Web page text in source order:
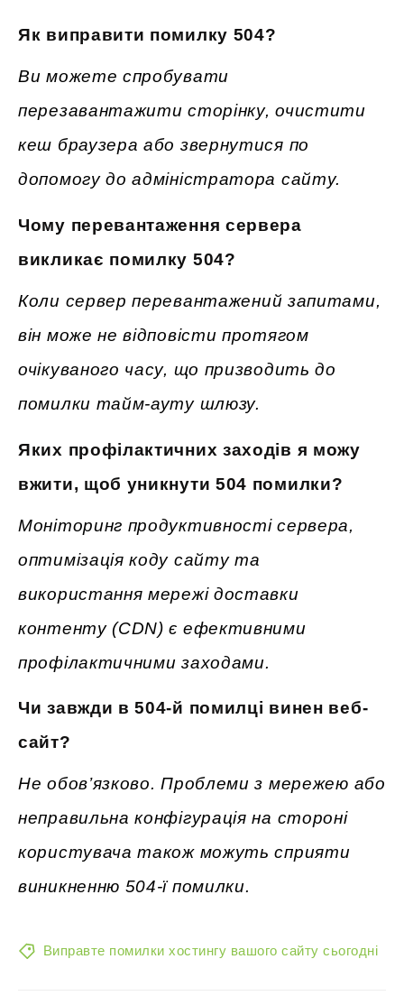
Як виправити помилку 504?
Ви можете спробувати
перезавантажити сторінку, очистити
кеш браузера або звернутися по
допомогу до адміністратора сайту.
Чому перевантаження сервера
викликає помилку 504?
Коли сервер перевантажений запитами,
він може не відповісти протягом
очікуваного часу, що призводить до
помилки тайм-ауту шлюзу.
Яких профілактичних заходів я можу
вжити, щоб уникнути 504 помилки?
Моніторинг продуктивності сервера,
оптимізація коду сайту та
використання мережі доставки
контенту (CDN) є ефективними
профілактичними заходами.
Чи завжди в 504-й помилці винен веб-
сайт?
Не обов’язково. Проблеми з мережею або
неправильна конфігурація на стороні
користувача також можуть сприяти
виникненню 504-ї помилки.
Виправте помилки хостингу вашого сайту сьогодні